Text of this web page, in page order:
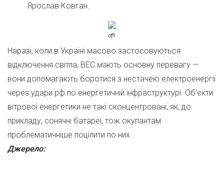
Ярослав Ковган.
Наразі, коли в Україні масово застосовуються
відключення світла, ВЕС мають основну перевагу —
вони допомагають боротися з нестачею електроенергії
через удари рф по енергетичній інфраструктурі. Об’єкти
вітрової енергетики не такі сконцентровані, як, до
прикладу, сонячні батареї, тож окупантам
проблематичніше поцілити по них.
Джерело: